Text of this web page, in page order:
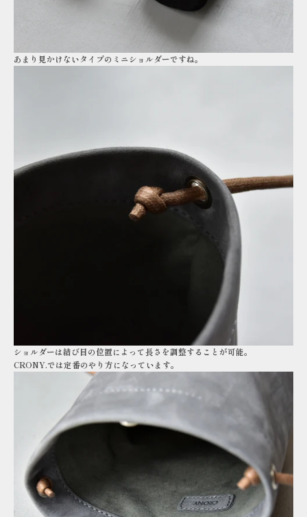
あまり見かけないタイプのミニショルダーですね。
ショルダーは結び目の位置によって長さを調整することが可能。
CRONY.では定番のやり方になっています。